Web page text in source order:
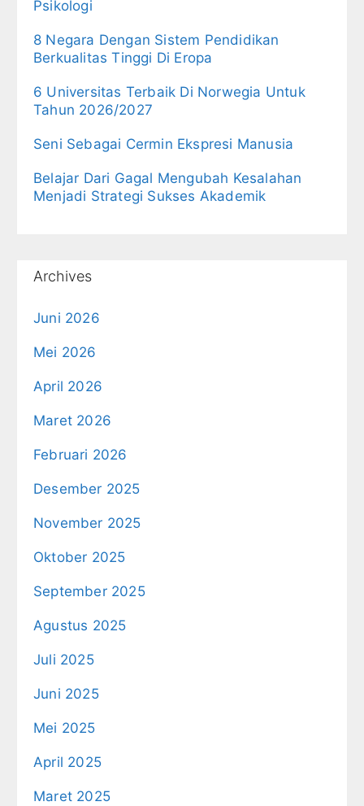
Psikologi
8 Negara Dengan Sistem Pendidikan
Berkualitas Tinggi Di Eropa
6 Universitas Terbaik Di Norwegia Untuk
Tahun 2026/2027
Seni Sebagai Cermin Ekspresi Manusia
Belajar Dari Gagal Mengubah Kesalahan
Menjadi Strategi Sukses Akademik
Archives
Juni 2026
Mei 2026
April 2026
Maret 2026
Februari 2026
Desember 2025
November 2025
Oktober 2025
September 2025
Agustus 2025
Juli 2025
Juni 2025
Mei 2025
April 2025
Maret 2025